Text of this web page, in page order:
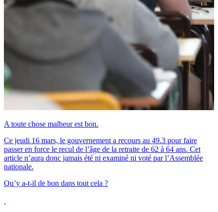
A toute chose malheur est bon.
Ce jeudi 16 mars, le gouvernement a recours au 49.3 pour faire
passer en force le recul de l’âge de la retraite de 62 à 64 ans. Cet
article n’aura donc jamais été ni examiné ni voté par l’Assemblée
nationale.
Qu’y a-t-il de bon dans tout cela ?